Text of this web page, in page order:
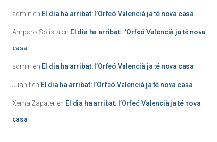
admin en El dia ha arribat: l’Orfeó Valencià ja té nova casa
Amparo Solista en El dia ha arribat: l’Orfeó Valencià ja té nova
casa
admin en El dia ha arribat: l’Orfeó Valencià ja té nova casa
Juanit en El dia ha arribat: l’Orfeó Valencià ja té nova casa
Xema Zapater en El dia ha arribat: l’Orfeó Valencià ja té nova
casa